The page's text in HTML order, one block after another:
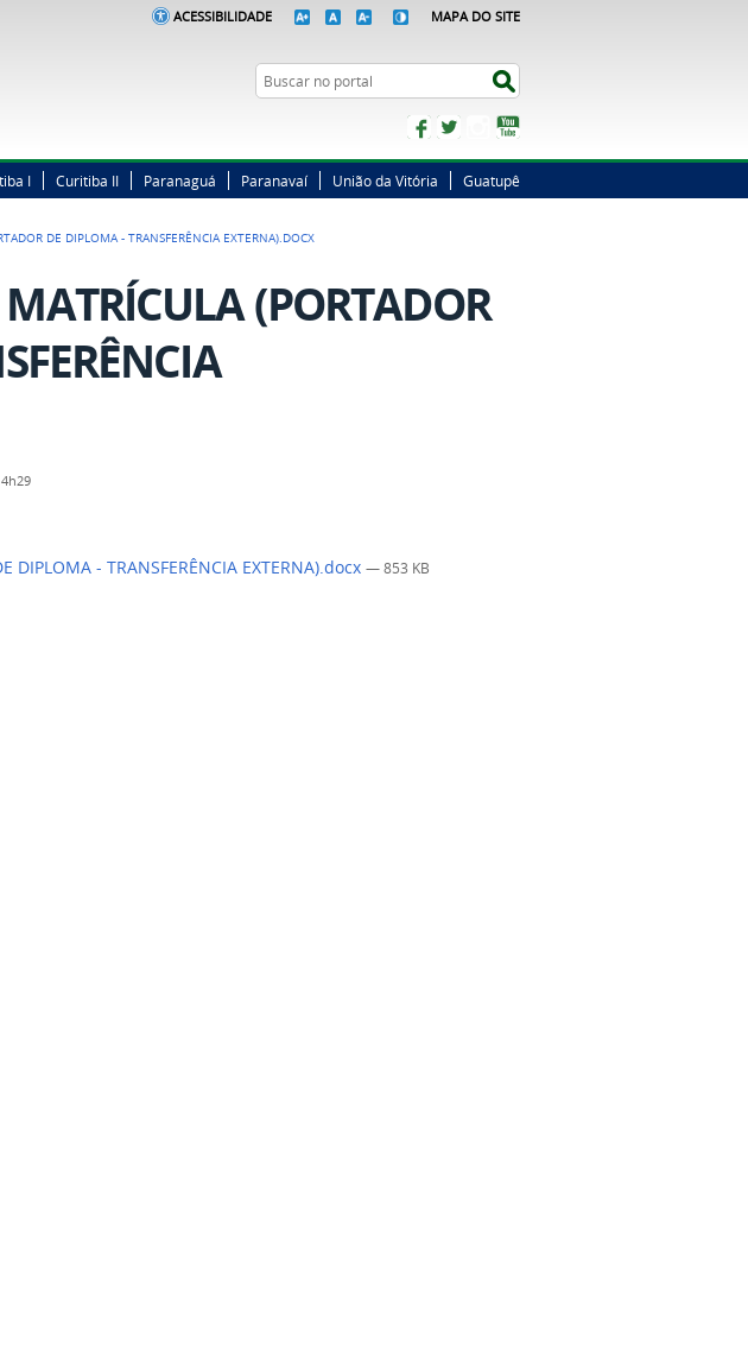
ACESSIBILIDADE MAPA DO SITE
Busca
FacebookTwitterInstagram
I Curitiba II Paranaguá Paranavaí União da Vitória Guatupê
DE DIPLOMA - TRANSFERÊNCIA EXTERNA).DOCX
(PORTADOR
DIPLOMA - TRANSFERÊNCIA EXTERNA).docx— 853 KB